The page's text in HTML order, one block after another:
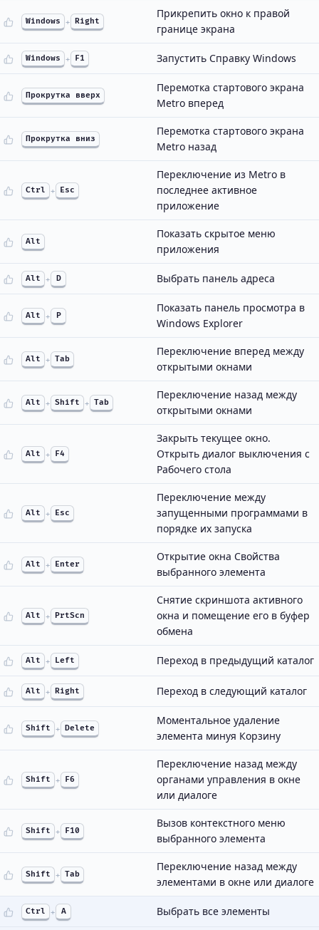
Windows + Right
Прикрепить окно к правой
границе экрана
Windows + F1 Запустить Справку Windows
Прокрутка вверх
Перемотка стартового экрана
Metro вперед
Прокрутка вниз
Перемотка стартового экрана
Metro назад
Ctrl + Esc
Переключение из Metro в
последнее активное
приложение
Alt
Показать скрытое меню
приложения
Alt + D Выбрать панель адреса
Alt + P
Показать панель просмотра в
Windows Explorer
Alt + Tab
Переключение вперед между
открытыми окнами
Alt + Shift + Tab
Переключение назад между
открытыми окнами
Alt + F4
Закрыть текущее окно.
Открыть диалог выключения с
Рабочего стола
Alt + Esc
Переключение между
запущенными программами в
порядке их запуска
Alt + Enter
Открытие окна Свойства
выбранного элемента
Alt + PrtScn
Снятие скриншота активного
окна и помещение его в буфер
обмена
Alt + Left Переход в предыдущий каталог
Alt + Right Переход в следующий каталог
Shift + Delete
Моментальное удаление
элемента минуя Корзину
Shift + F6
Переключение назад между
органами управления в окне
или диалоге
Shift + F10
Вызов контекстного меню
выбранного элемента
Shift + Tab
Переключение назад между
элементами в окне или диалоге
Ctrl + A Выбрать все элементы